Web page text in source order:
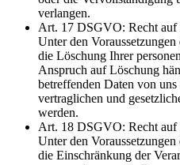
verlangen.
Art. 17 DSGVO: Recht auf
Unter den
die Löschung Ihrer
Anspruch auf Löschung
betreffenden Daten von
vertraglichen und
werden.
Art. 18 DSGVO: Recht auf
Unter den
die Einschränkung der